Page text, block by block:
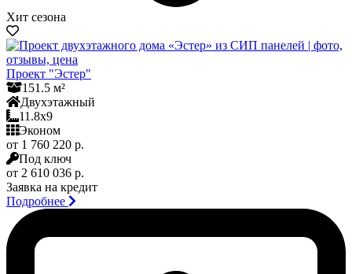
Хит сезона
Проект "Эстер"
151.5 м²
Двухэтажный
11.8x9
Эконом
от 1 760 220 р.
Под ключ
от 2 610 036 р.
Заявка на кредит
Подробнее